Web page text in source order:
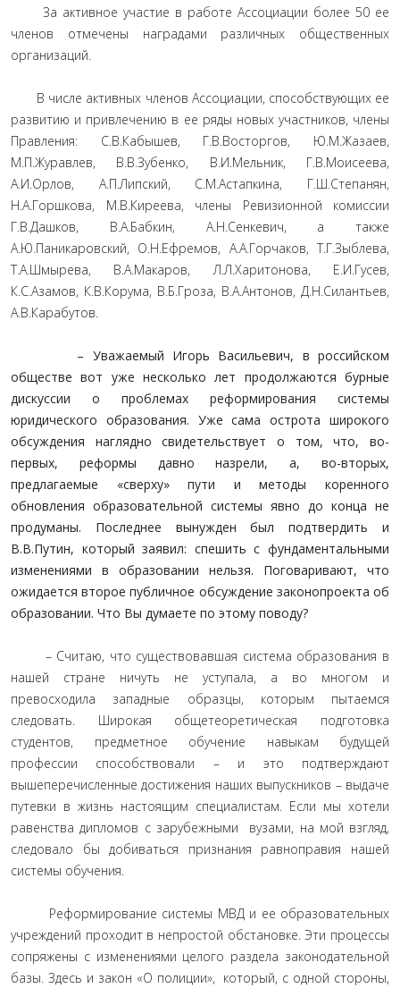
За активное участие в работе Ассоциации более 50 ее
членов отмечены наградами различных общественных
организаций.
В числе активных членов Ассоциации, способствующих ее
развитию и привлечению в ее ряды новых участников, члены
Правления: С.В.Кабышев, Г.В.Восторгов, Ю.М.Жазаев,
М.П.Журавлев, В.В.Зубенко, В.И.Мельник, Г.В.Моисеева,
А.И.Орлов, А.П.Липский, С.М.Астапкина, Г.Ш.Степанян,
Н.А.Горшкова, М.В.Киреева, члены Ревизионной комиссии
Г.В.Дашков, В.А.Бабкин, А.Н.Сенкевич, а также
А.Ю.Паникаровский, О.Н.Ефремов, А.А.Горчаков, Т.Г.Зыблева,
Т.А.Шмырева, В.А.Макаров, Л.Л.Харитонова, Е.И.Гусев,
К.С.Азамов, К.В.Корума, В.Б.Гроза, В.А.Антонов, Д.Н.Силантьев,
А.В.Карабутов.
– Уважаемый Игорь Васильевич, в российском
обществе вот уже несколько лет продолжаются бурные
дискуссии о проблемах реформирования системы
юридического образования. Уже сама острота широкого
обсуждения наглядно свидетельствует о том, что, во-
первых, реформы давно назрели, а, во-вторых,
предлагаемые «сверху» пути и методы коренного
обновления образовательной системы явно до конца не
продуманы. Последнее вынужден был подтвердить и
В.В.Путин, который заявил: спешить с фундаментальными
изменениями в образовании нельзя. Поговаривают, что
ожидается второе публичное обсуждение законопроекта об
образовании. Что Вы думаете по этому поводу?
– Считаю, что существовавшая система образования в
нашей стране ничуть не уступала, а во многом и
превосходила западные образцы, которым пытаемся
следовать. Широкая общетеоретическая подготовка
студентов, предметное обучение навыкам будущей
профессии способствовали – и это подтверждают
вышеперечисленные достижения наших выпускников – выдаче
путевки в жизнь настоящим специалистам. Если мы хотели
равенства дипломов с зарубежными вузами, на мой взгляд,
следовало бы добиваться признания равноправия нашей
системы обучения.
Реформирование системы МВД и ее образовательных
учреждений проходит в непростой обстановке. Эти процессы
сопряжены с изменениями целого раздела законодательной
базы. Здесь и закон «О полиции», который, с одной стороны,